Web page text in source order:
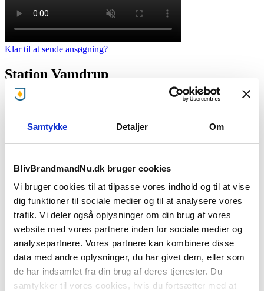
Samtykke Detaljer Om
BlivBrandmandNu.dk bruger cookies
Vi bruger cookies til at tilpasse vores indhold og til at vise
dig funktioner til sociale medier og til at analysere vores
trafik. Vi deler også oplysninger om din brug af vores
website med vores partnere inden for sociale medier og
analysepartnere. Vores partnere kan kombinere disse
data med andre oplysninger, du har givet dem, eller som
de har indsamlet fra din brug af deres tjenester. Du
samtykker til vores cookies, hvis du fortsætter med at
Klar til at sende ansøgning?
Station Vamdrup
Jernbanegade 3
6580 Vamdrup
Kontaktperson:
maria.soegaard@trekantbrand.dk
+45 27 79 38 43
Hverdage 08.00-16.00
Ansættelsesforhold: